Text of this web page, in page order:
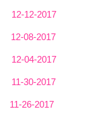
12-12-2017
12-08-2017
12-04-2017
11-30-2017
11-26-2017